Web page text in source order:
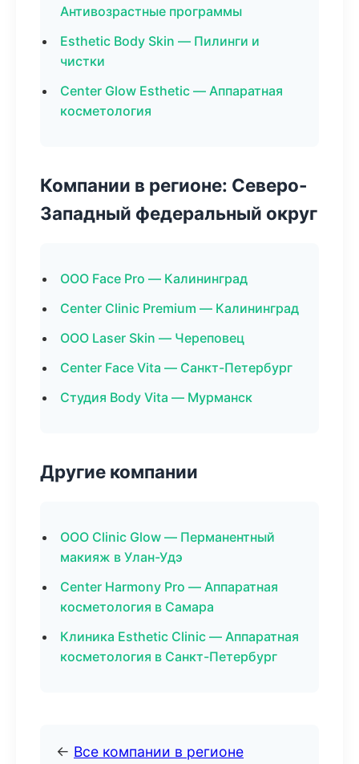
Антивозрастные программы
Esthetic Body Skin — Пилинги и
чистки
Center Glow Esthetic — Аппаратная
косметология
Компании в регионе: Северо-
Западный федеральный округ
ООО Face Pro — Калининград
Center Clinic Premium — Калининград
ООО Laser Skin — Череповец
Center Face Vita — Санкт-Петербург
Студия Body Vita — Мурманск
Другие компании
ООО Clinic Glow — Перманентный
макияж в Улан-Удэ
Center Harmony Pro — Аппаратная
косметология в Самара
Клиника Esthetic Clinic — Аппаратная
косметология в Санкт-Петербург
← Все компании в регионе